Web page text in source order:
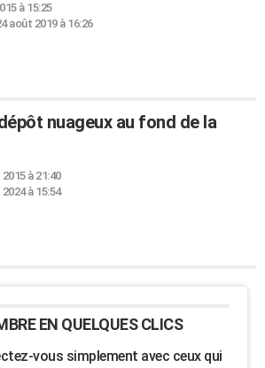
à 15:25
août 2019 à 16:26
nuageux au fond de la
2015 à 21:40
2024 à 15:54
EN QUELQUES CLICS
vous simplement avec ceux qui